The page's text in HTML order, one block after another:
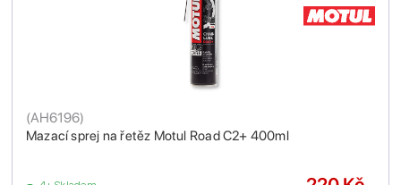
Mazací sprej na řetěz Motul Road C2+ 400ml
(AH6196)